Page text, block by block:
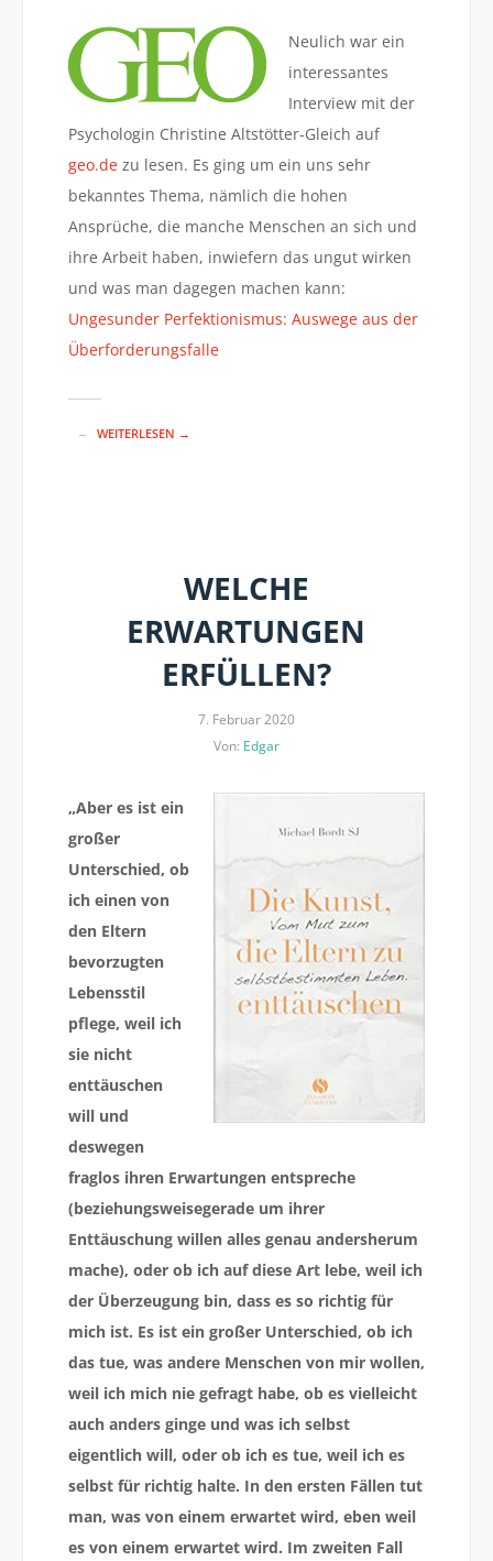
Neulich war ein
interessantes
Interview mit der
Psychologin Christine Altstötter-Gleich auf
geo.dezu lesen. Es ging um ein uns sehr
bekanntes Thema, nämlich die hohen
Ansprüche, die manche Menschen an sich und
ihre Arbeit haben, inwiefern das ungut wirken
und was man dagegen machen kann:
Ungesunder Perfektionismus: Auswege aus der
Überforderungsfalle
WEITERLESEN →
WELCHE
ERWARTUNGEN
ERFÜLLEN?
7. Februar 2020
Von: Edgar
„Aber es ist ein
großer
Unterschied, ob
ich einen von
den Eltern
bevorzugten
Lebensstil
pflege, weil ich
sie nicht
enttäuschen
will und
deswegen
fraglos ihren Erwartungen entspreche
(beziehungsweisegerade um ihrer
Enttäuschung willen alles genau andersherum
mache), oder ob ich auf diese Art lebe, weil ich
der Überzeugung bin, dass es so richtig für
mich ist. Es ist ein großer Unterschied, ob ich
das tue, was andere Menschen von mir wollen,
weil ich mich nie gefragt habe, ob es vielleicht
auch anders ginge und was ich selbst
eigentlich will, oder ob ich es tue, weil ich es
selbst für richtig halte. In den ersten Fällen tut
man, was von einem erwartet wird, eben weil
es von einem erwartet wird. Im zweiten Fall